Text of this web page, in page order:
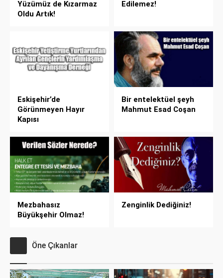
Yüzümüz de Kızarmaz
Oldu Artık!
Edilemez!
Eskişehir’de
Görünmeyen Hayır
Kapısı
Bir entelektüel şeyh
Mahmut Esad Coşan
Mezbahasız
Büyükşehir Olmaz!
Zenginlik Dediğiniz!
Öne Çıkanlar